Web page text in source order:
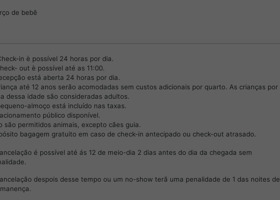
de bebê
in è possível 24 horas por dia.
out è possível até as 11:00.
está aberta 24 horas por dia.
até 12 anos serão acomodadas sem custos adicionais por quarto. As crianças por
dessa idade são consideradas adultos.
almoço está incluído nas taxas.
público disponível.
são permitidos animais, excepto cães guia.
bagagem gratuito em caso de check-in antecipado ou check-out atrasado.
é possível até ás 12 de meio-dia 2 dias antes do dia da chegada sem
despois desse tempo ou um no-show terã uma penalidade de 1 das noites de